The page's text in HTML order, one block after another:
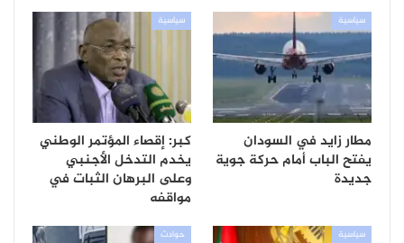
سياسية
مطار زايد في السودان
يفتح الباب أمام حركة جوية
جديدة
سياسية
كبر: إقصاء المؤتمر الوطني
يخدم التدخل الأجنبي
وعلى البرهان الثبات في
مواقفه
سياسية حوادث